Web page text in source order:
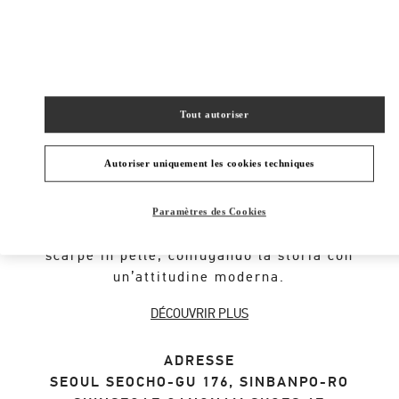
À PROPOS DE LA BOUTIQUE
dall’architettura romana. Il motivo Valentino
scarpe in pelle, coniugando la storia con
un’attitudine moderna.
DÉCOUVRIR PLUS
ADRESSE
SEOUL SEOCHO-GU 176, SINBANPO-RO
Autoriser uniquement les cookies techniques
Tout autoriser
Paramètres des Cookies